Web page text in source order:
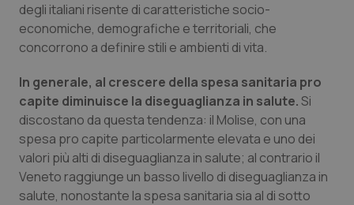
degli italiani risente di caratteristiche socio-
economiche, demografiche e territoriali, che
concorrono a definire stili e ambienti di vita.
In generale, al crescere della spesa sanitaria pro
capite diminuisce la diseguaglianza in salute.Si
discostano da questa tendenza: il Molise, con una
spesa pro capite particolarmente elevata e uno dei
valori più alti di diseguaglianza in salute; al contrario il
Veneto raggiunge un basso livello di diseguaglianza in
salute, nonostante la spesa sanitaria sia al di sotto